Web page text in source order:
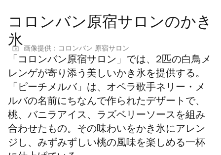
コロンバン原宿サロンのかき
氷 画像提供：コロンバン 原宿サロン
「コロンバン原宿サロン」では、2匹の白鳥メ
レンゲが寄り添う美しいかき氷を提供する。
「ピーチメルバ」は、オペラ歌手ネリー・メ
ルバの名前にちなんで作られたデザートで、
桃、バニラアイス、ラズベリーソースを組み
合わせたもの。その味わいをかき氷にアレン
ジし、みずみずしい桃の風味を楽しめる一杯